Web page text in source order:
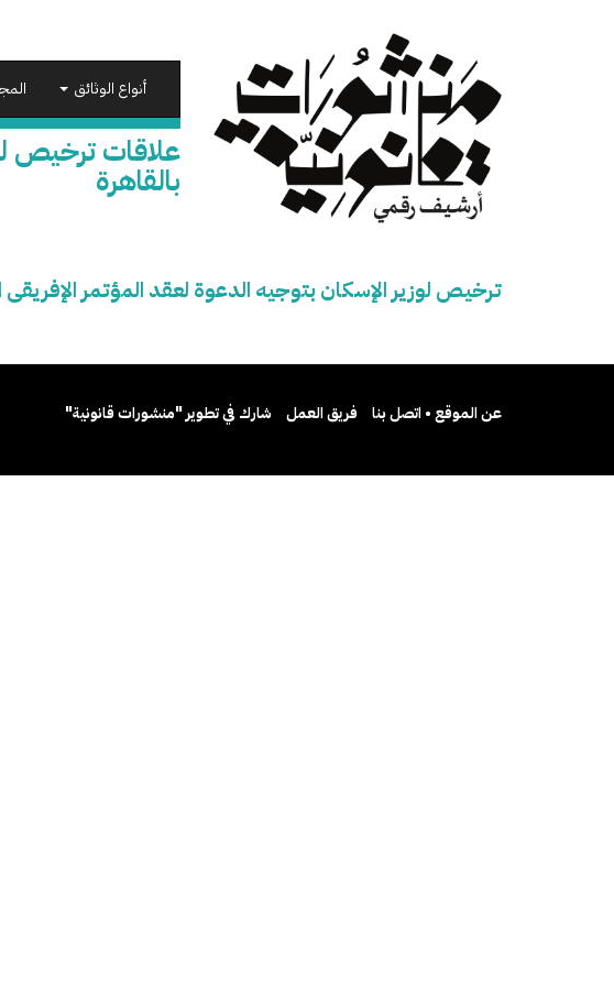
أنواع الوثائق
علاقات ترخيص
بالقاهرة
ترخيص لوزير الإسكان بتوجيه الدعوة لعقد المؤتمر الإفريقى
عن الموقع • اتصل بنا فريق العمل شارك في تطوير "منشورات قانونية"